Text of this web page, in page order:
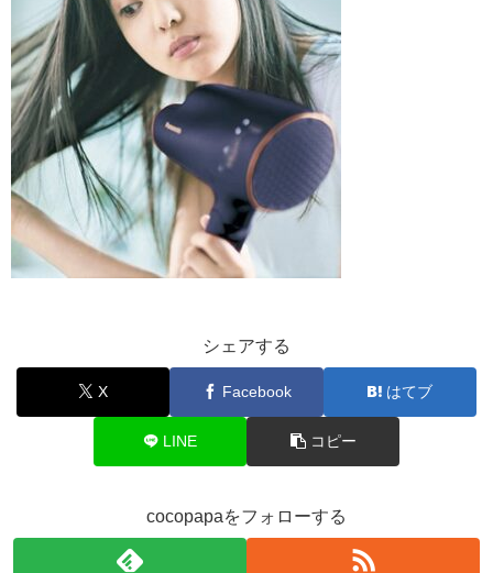
シェアする
X Facebook はてブ
LINE コピー
cocopapaをフォローする